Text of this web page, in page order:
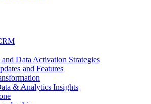
Data Activation Strategies
and Features
& Analytics Insights